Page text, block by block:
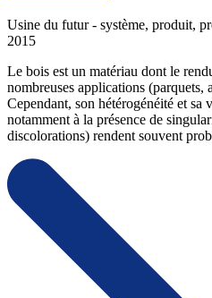
Usine du futur - système, produit,
2015
Le bois est un matériau dont le
nombreuses applications (parquets,
Cependant, son hétérogénéité et sa
notamment à la présence de
discolorations) rendent souvent